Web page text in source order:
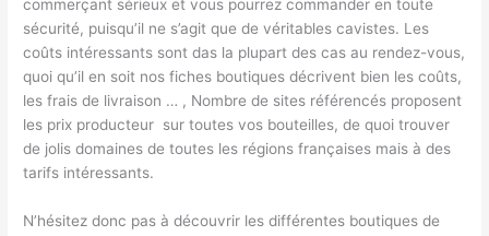
commerçant sérieux et vous pourrez commander en toute
sécurité, puisqu’il ne s’agit que de véritables cavistes. Les
coûts intéressants sont das la plupart des cas au rendez-vous,
quoi qu’il en soit nos fiches boutiques décrivent bien les coûts,
les frais de livraison … , Nombre de sites référencés proposent
les prix producteur sur toutes vos bouteilles, de quoi trouver
de jolis domaines de toutes les régions françaises mais à des
tarifs intéressants.
N’hésitez donc pas à découvrir les différentes boutiques de